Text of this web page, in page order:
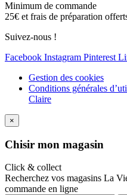
Minimum de commande
25€ et frais de préparation
Suivez-nous !
Facebook Instagram Pinterest
Gestion des cookies
Conditions générales
Claire
×
Chisir mon magasin
Click & collect
Recherchez vos magasins La
commande en ligne